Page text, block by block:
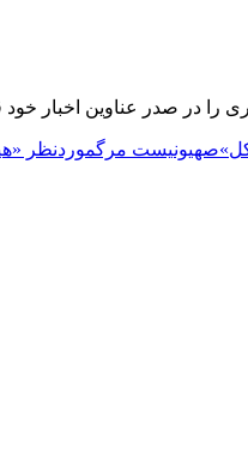
صدر عناوین اخبار خود
صهیونیست مرگموردنظر